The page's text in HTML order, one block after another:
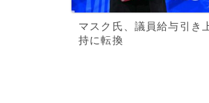
マスク氏、議員給与引き
持に転換